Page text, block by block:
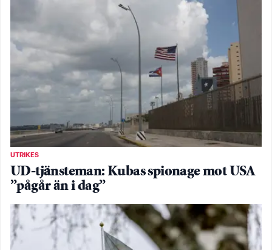
UTRIKES
UD-tjänsteman: Kubas spionage mot USA
”pågår än i dag”